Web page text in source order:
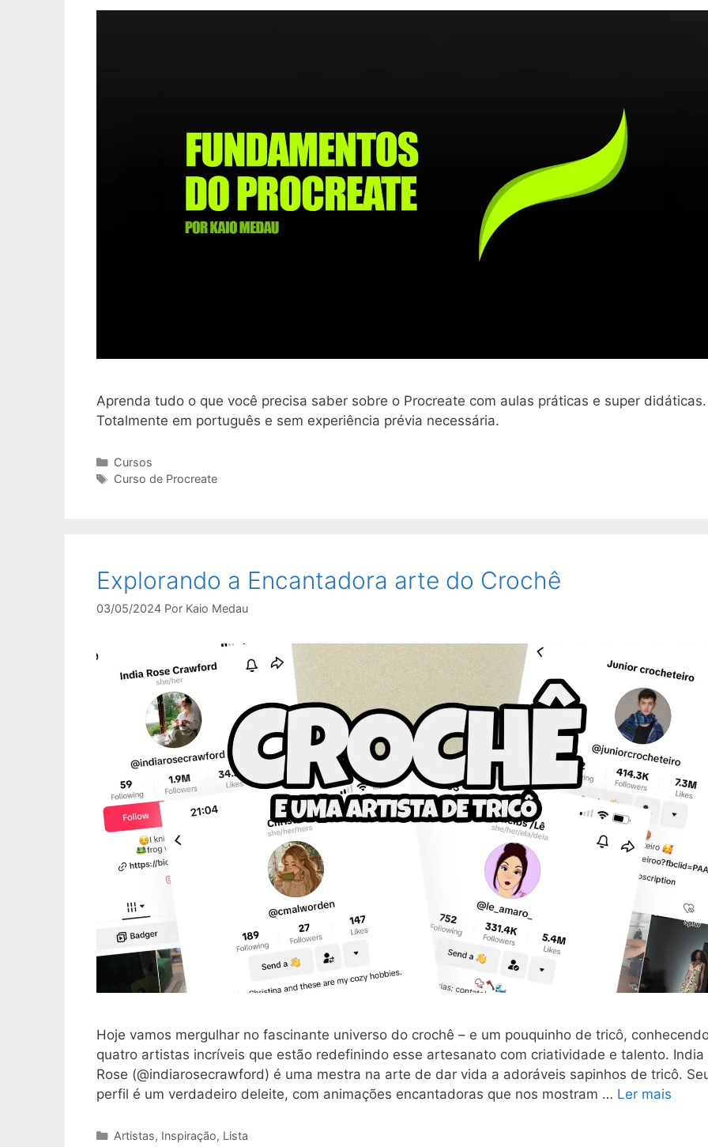
Aprenda tudo o que você precisa saber sobre o Procreate com aulas práticas e super didáticas.
Totalmente em português e sem experiência prévia necessária.
Categorias
Cursos
Tags
Curso de Procreate
Explorando a Encantadora arte do Crochê
03/05/2024 Por Kaio Medau
Hoje vamos mergulhar no fascinante universo do crochê – e um pouquinho de tricô,
quatro artistas incríveis que estão redefinindo esse artesanato com criatividade e talento. India
Rose (@indiarosecrawford) é uma mestra na arte de dar vida a adoráveis sapinhos de tricô.
perfil é um verdadeiro deleite, com animações encantadoras que nos mostram … Ler mais
Categorias
Artistas, Inspiração, Lista